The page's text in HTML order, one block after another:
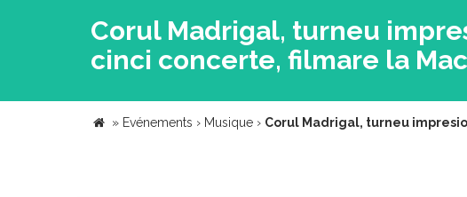
Corul Madrigal, turneu
cinci concerte, filmare la
» Evénements › Musique › Corul Madrigal, turneu